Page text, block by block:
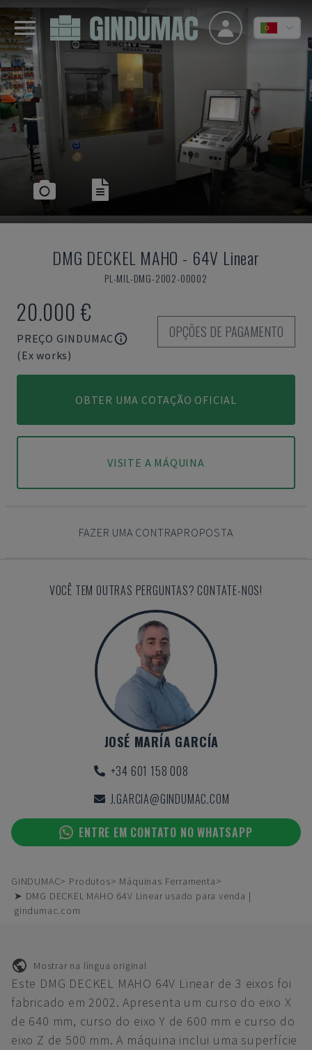
DMG DECKEL MAHO - 64V Linear
PL-MIL-DMG-2002-00002
20.000 €
PREÇO GINDUMAC
(Ex works)
OPÇÕES DE PAGAMENTO
OBTER UMA COTAÇÃO OFICIAL
VISITE A MÁQUINA
FAZER UMA CONTRAPROPOSTA
VOCÊ TEM OUTRAS PERGUNTAS? CONTATE-NOS!
JOSÉ MARÍA GARCÍA
+34 601 158 008
J.GARCIA@GINDUMAC.COM
ENTRE EM CONTATO NO WHATSAPP
GINDUMAC Produtos
Máquinas Ferramenta
➤ DMG DECKEL MAHO 64V Linear usado para venda |
gindumac.com
Mostrar na língua original
Este DMG DECKEL MAHO 64V Linear de 3 eixos foi
fabricado em 2002. Apresenta um curso do eixo X
de 640 mm, curso do eixo Y de 600 mm e curso do
eixo Z de 500 mm. A máquina inclui uma superfície